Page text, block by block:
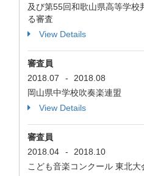
及び第55回和歌山県高等学校
る審査
View Details
審査員
2018.07
-
2018.08
岡山県中学校吹奏楽連盟
View Details
審査員
2018.04
-
2018.10
こども音楽コンクール 東北大